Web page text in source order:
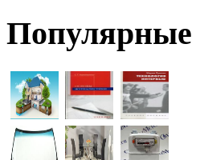
Популярные